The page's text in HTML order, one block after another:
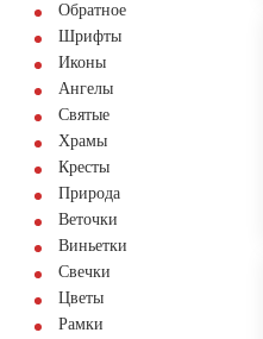
Обратное
Шрифты
Иконы
Ангелы
Святые
Храмы
Кресты
Природа
Веточки
Виньетки
Свечки
Цветы
Рамки